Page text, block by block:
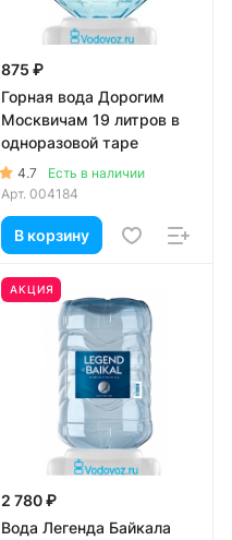
875 ₽
Горная вода Дорогим
Москвичам 19 литров в
одноразовой таре
4.7
Есть в наличии
Арт. 004184
В корзину
АКЦИЯ
2 780 ₽
Вода Легенда Байкала